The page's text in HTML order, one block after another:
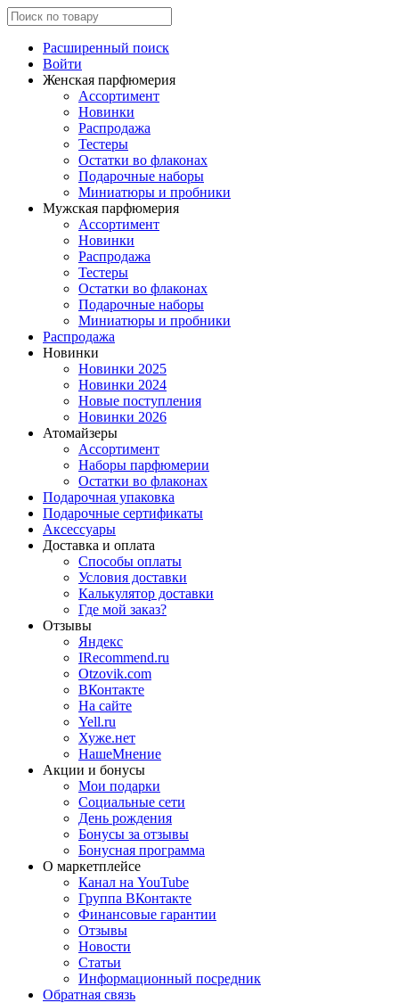
Расширенный поиск
Войти
Женская парфюмерия
Ассортимент
Новинки
Распродажа
Тестеры
Остатки во флаконах
Подарочные наборы
Миниатюры и пробники
Мужская парфюмерия
Ассортимент
Новинки
Распродажа
Тестеры
Остатки во флаконах
Подарочные наборы
Миниатюры и пробники
Распродажа
Новинки
Новинки 2025
Новинки 2024
Новые поступления
Новинки 2026
Атомайзеры
Ассортимент
Наборы парфюмерии
Остатки во флаконах
Подарочная упаковка
Подарочные сертификаты
Аксессуары
Доставка и оплата
Способы оплаты
Условия доставки
Калькулятор доставки
Где мой заказ?
Отзывы
Яндекс
IRecommend.ru
Otzovik.com
ВКонтакте
На сайте
Yell.ru
Хуже.нет
НашеМнение
Акции и бонусы
Мои подарки
Социальные сети
День рождения
Бонусы за отзывы
Бонусная программа
О маркетплейсе
Канал на YouTube
Группа ВКонтакте
Финансовые гарантии
Отзывы
Новости
Статьи
Информационный посредник
Обратная связь